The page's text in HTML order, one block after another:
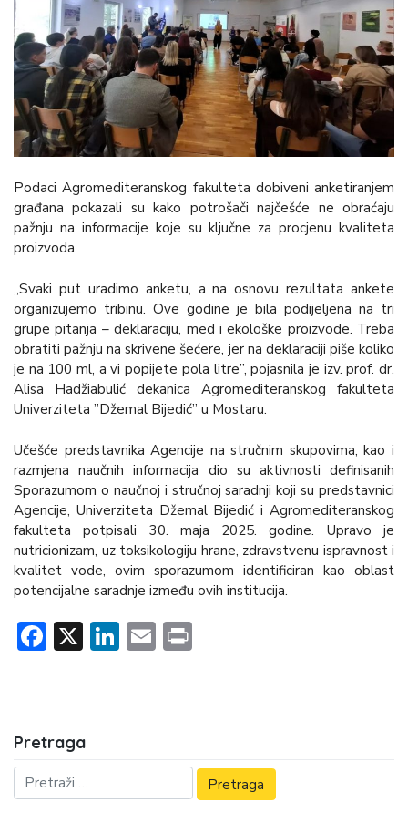
Podaci Agromediteranskog fakulteta dobiveni anketiranjem
građana pokazali su kako potrošači najčešće ne obraćaju
pažnju na informacije koje su ključne za procjenu kvaliteta
proizvoda.
„Svaki put uradimo anketu, a na osnovu rezultata ankete
organizujemo tribinu. Ove godine je bila podijeljena na tri
grupe pitanja – deklaraciju, med i ekološke proizvode. Treba
obratiti pažnju na skrivene šećere, jer na deklaraciji piše koliko
je na 100 ml, a vi popijete pola litre”, pojasnila je izv. prof. dr.
Alisa Hadžiabulić dekanica Agromediteranskog fakulteta
Univerziteta ”Džemal Bijedić” u Mostaru.
Učešće predstavnika Agencije na stručnim skupovima, kao i
razmjena naučnih informacija dio su aktivnosti definisanih
Sporazumom o naučnoj i stručnoj saradnji koji su predstavnici
Agencije, Univerziteta Džemal Bijedić i Agromediteranskog
fakulteta potpisali 30. maja 2025. godine. Upravo je
nutricionizam, uz toksikologiju hrane, zdravstvenu ispravnost i
kvalitet vode, ovim sporazumom identificiran kao oblast
potencijalne saradnje između ovih institucija.
Facebook
X LinkedIn
Email
Pretraga